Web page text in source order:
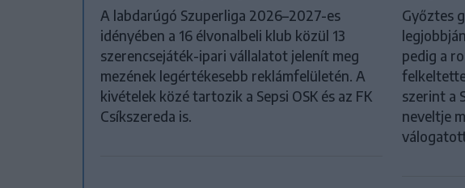
A labdarúgó Szuperliga 2026–2027-es
idényében a 16 élvonalbeli klub közül 13
szerencsejáték-ipari vállalatot jelenít meg
mezének legértékesebb reklámfelületén. A
kivételek közé tartozik a Sepsi OSK és az FK
Csíkszereda is.
Győztes
pedig a
szerint a
neveltje